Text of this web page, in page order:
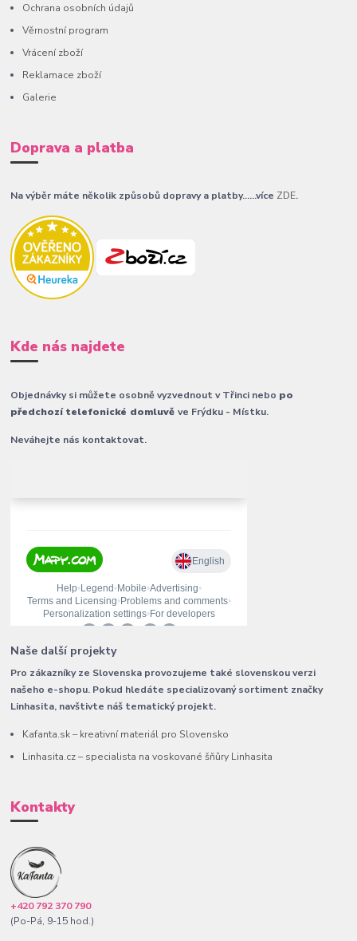
Ochrana osobních údajů
Věrnostní program
Vrácení zboží
Reklamace zboží
Galerie
Doprava a platba
Na výběr máte několik způsobů dopravy a platby......více ZDE.
Kde nás najdete
Objednávky si můžete osobně vyzvednout v Třinci nebo po
předchozí telefonické domluvěve Frýdku - Místku.
Neváhejte nás kontaktovat.
Naše další projekty
Pro zákazníky ze Slovenska provozujeme také slovenskou verzi
našeho e-shopu. Pokud hledáte specializovaný sortiment značky
Linhasita, navštivte náš tematický projekt.
Kafanta.sk – kreativní materiál pro Slovensko
Linhasita.cz – specialista na voskované šňůry Linhasita
Kontakty
+420 792 370 790
(Po-Pá, 9-15 hod.)